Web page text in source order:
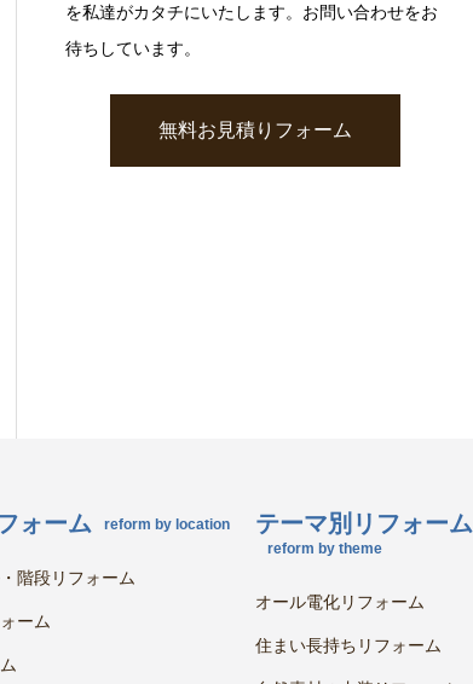
を私達がカタチにいたします。お問い合わせをお
待ちしています。
無料お見積りフォーム
ォーム reform by location
階段リフォーム
ーム
テーマ別リフォーム
reform by theme
オール電化リフォーム
住まい長持ちリフォーム